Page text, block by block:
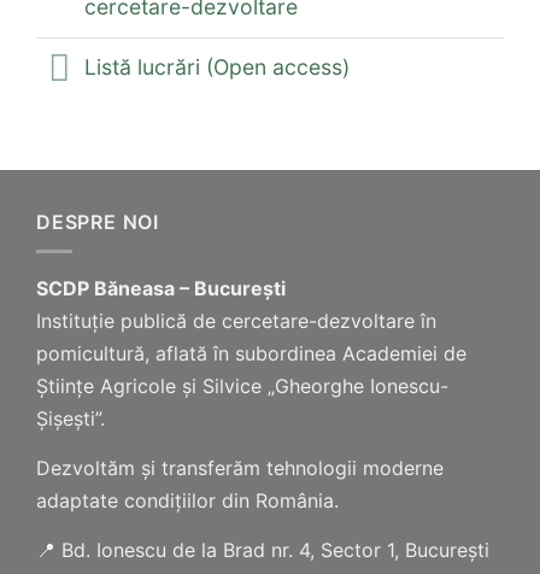
cercetare-dezvoltare
Listă lucrări (Open access)
DESPRE NOI
SCDP Băneasa – București
Instituție publică de cercetare-dezvoltare în
pomicultură, aflată în subordinea Academiei de
Științe Agricole și Silvice „Gheorghe Ionescu-
Șișești”.
Dezvoltăm și transferăm tehnologii moderne
adaptate condițiilor din România.
📍 Bd. Ionescu de la Brad nr. 4, Sector 1, București